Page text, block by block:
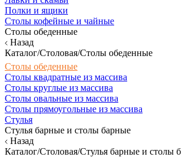
Полки и ящики
Столы кофейные и чайные
Столы обеденные
Назад
Каталог/Столовая/Столы обеденные
Столы обеденные
Столы квадратные из массива
Столы круглые из массива
Столы овальные из массива
Столы прямоугольные из массива
Стулья
Стулья барные и столы барные
Назад
Каталог/Столовая/Стулья барные и столы